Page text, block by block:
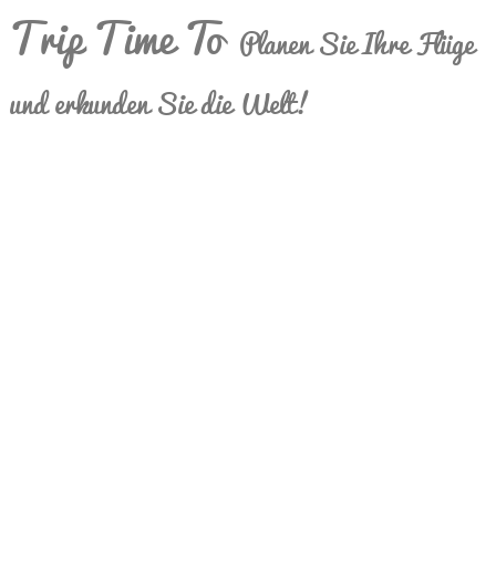
Trip Time To Planen Sie Ihre Flüge
und erkunden Sie die Welt!